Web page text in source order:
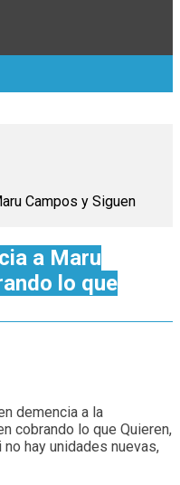
Campos y Siguen
a Maru
lo que
demencia a la
cobrando lo que Quieren,
hay unidades nuevas,